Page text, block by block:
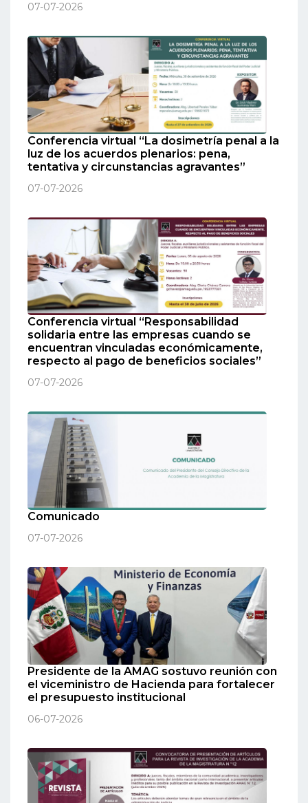
07-07-2026
Conferencia virtual “La dosimetría penal a la
luz de los acuerdos plenarios: pena,
tentativa y circunstancias agravantes”
07-07-2026
Conferencia virtual “Responsabilidad
solidaria entre las empresas cuando se
encuentran vinculadas económicamente,
respecto al pago de beneficios sociales”
07-07-2026
Comunicado
07-07-2026
Presidente de la AMAG sostuvo reunión con
el viceministro de Hacienda para fortalecer
el presupuesto institucional
06-07-2026